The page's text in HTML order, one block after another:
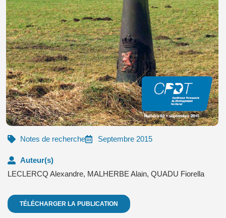
Notes de recherche Septembre 2015
Auteur(s)
LECLERCQ Alexandre, MALHERBE Alain, QUADU Fiorella
TÉLÉCHARGER LA PUBLICATION